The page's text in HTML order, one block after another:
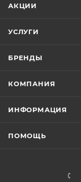
АКЦИИ
УСЛУГИ
БРЕНДЫ
КОМПАНИЯ
ИНФОРМАЦИЯ
ПОМОЩЬ